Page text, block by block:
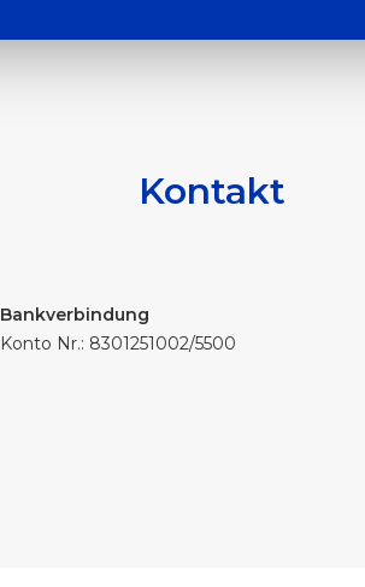
Kontakt
Bankverbindung
Konto Nr.: 8301251002/5500